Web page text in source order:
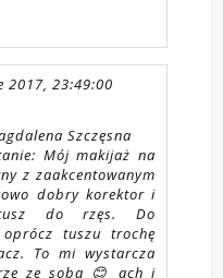
2017, 23:49:00
Szczęsna
Mój makijaż na
z zaakcentowanym
dobry korektor i
do rzęs. Do
tuszu trochę
To mi wystarcza
ze sobą 😊 ach i